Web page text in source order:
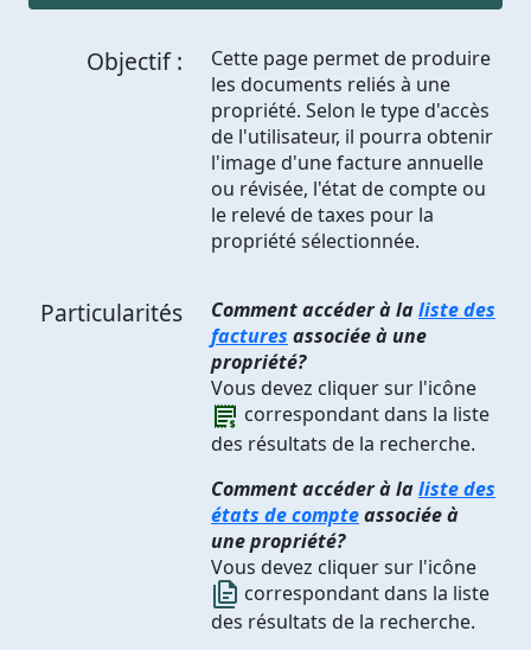
Objectif :
Cette page permet de produire
les documents reliés à une
propriété. Selon le type d'accès
de l'utilisateur, il pourra obtenir
l'image d'une facture annuelle
ou révisée, l'état de compte ou
le relevé de taxes pour la
propriété sélectionnée.
Particularités Comment accéder à laliste des
factures associée à une
propriété?
Vous devez cliquer sur l'icône
correspondant dans la liste
des résultats de la recherche.
Comment accéder à laliste des
états de compteassociée à
une propriété?
Vous devez cliquer sur l'icône
correspondant dans la liste
des résultats de la recherche.